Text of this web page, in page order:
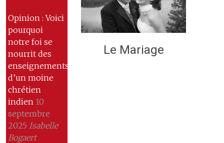
Opinion : Voici
pourquoi
notre foi se
nourrit des
enseignements
d’un moine
chrétien
indien 10
septembre
2025 Isabelle
Bogaert
Le Mariage